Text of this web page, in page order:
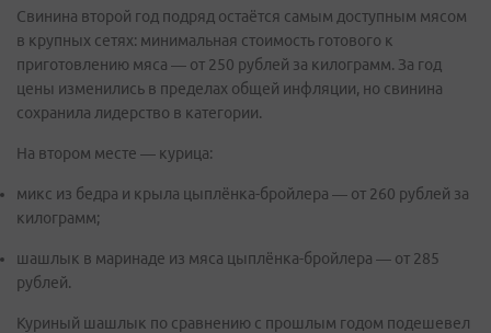
Свинина второй год подряд остаётся самым доступным мясом
в крупных сетях: минимальная стоимость готового к
приготовлению мяса — от 250 рублей за килограмм. За год
цены изменились в пределах общей инфляции, но свинина
сохранила лидерство в категории.
На втором месте — курица:
микс из бедра и крыла цыплёнка-бройлера — от 260 рублей за
килограмм;
шашлык в маринаде из мяса цыплёнка-бройлера — от 285
рублей.
Куриный шашлык по сравнению с прошлым годом подешевел